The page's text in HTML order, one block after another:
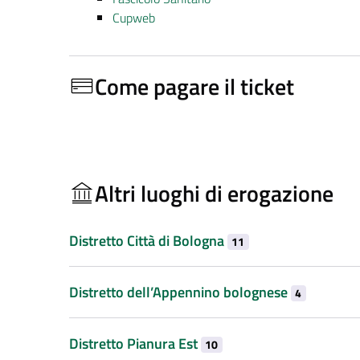
Cupweb
Come pagare il ticket
Altri luoghi di erogazione
Distretto Città di Bologna 11
Distretto dell’Appennino bolognese 4
Distretto Pianura Est 10